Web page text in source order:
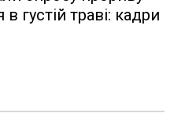
густій траві: кадри